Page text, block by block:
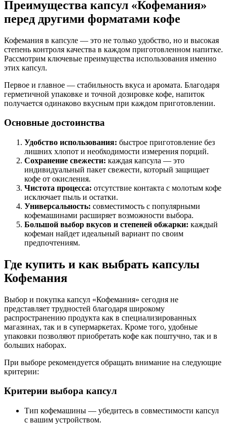
Преимущества капсул «Кофемания»
перед другими форматами кофе
Кофемания в капсуле — это не только удобство, но и высокая
степень контроля качества в каждом приготовленном напитке.
Рассмотрим ключевые преимущества использования именно
этих капсул.
Первое и главное — стабильность вкуса и аромата. Благодаря
герметичной упаковке и точной дозировке кофе, напиток
получается одинаково вкусным при каждом приготовлении.
Основные достоинства
Удобство использования: быстрое приготовление без
лишних хлопот и необходимости измерения порций.
Сохранение свежести: каждая капсула — это
индивидуальный пакет свежести, который защищает
кофе от окисления.
Чистота процесса: отсутствие контакта с молотым кофе
исключает пыль и остатки.
Универсальность: совместимость с популярными
кофемашинами расширяет возможности выбора.
Большой выбор вкусов и степеней обжарки: каждый
кофеман найдет идеальный вариант по своим
предпочтениям.
Где купить и как выбрать капсулы
Кофемания
Выбор и покупка капсул «Кофемания» сегодня не
представляет трудностей благодаря широкому
распространению продукта как в специализированных
магазинах, так и в супермаркетах. Кроме того, удобные
упаковки позволяют приобретать кофе как поштучно, так и в
больших наборах.
При выборе рекомендуется обращать внимание на следующие
критерии:
Критерии выбора капсул
Тип кофемашины — убедитесь в совместимости капсул
с вашим устройством.